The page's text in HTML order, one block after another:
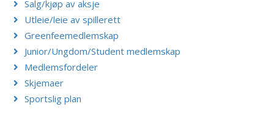
Salg/kjøp av aksje
Utleie/leie av spillerett
Greenfeemedlemskap
Junior/Ungdom/Student medlemskap
Medlemsfordeler
Skjemaer
Sportslig plan